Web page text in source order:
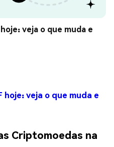
veja o que muda e
hoje: veja o que muda e
Criptomoedas na